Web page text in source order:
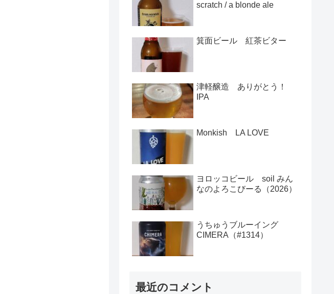
scratch / a blonde ale
箕面ビール 紅茶ビター
津軽醸造 ありがとう！
IPA
Monkish LA LOVE
ヨロッコビール soil みん
なのよろこびーる（2026）
うちゅうブルーイング
CIMERA（#1314）
最近のコメント